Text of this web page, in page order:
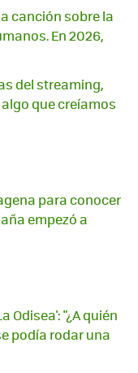
canción sobre la
En 2026,
del streaming,
que creíamos
para conocer
empezó a
Odisea': "¿A quién
podía rodar una